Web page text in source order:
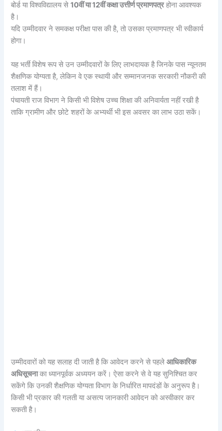
बोर्ड या विश्वविद्यालय से10वीं या 12वीं कक्षा उत्तीर्ण प्रमाणपत्रहोना आवश्यक
है।
यदि उम्मीदवार ने समकक्ष परीक्षा पास की है, तो उसका प्रमाणपत्र भी स्वीकार्य
होगा।
यह भर्ती विशेष रूप से उन उम्मीदवारों के लिए लाभदायक है जिनके पास न्यूनतम
शैक्षणिक योग्यता है, लेकिन वे एक स्थायी और सम्मानजनक सरकारी नौकरी की
तलाश में हैं।
पंचायती राज विभाग ने किसी भी विशेष उच्च शिक्षा की अनिवार्यता नहीं रखी है
ताकि ग्रामीण और छोटे शहरों के अभ्यर्थी भी इस अवसर का लाभ उठा सकें।
उम्मीदवारों को यह सलाह दी जाती है कि आवेदन करने से पहलेआधिकारिक
अधिसूचनाका ध्यानपूर्वक अध्ययन करें। ऐसा करने से वे यह सुनिश्चित कर
सकेंगे कि उनकी शैक्षणिक योग्यता विभाग के निर्धारित मापदंडों के अनुरूप है।
किसी भी प्रकार की गलती या असत्य जानकारी आवेदन को अस्वीकार कर
सकती है।